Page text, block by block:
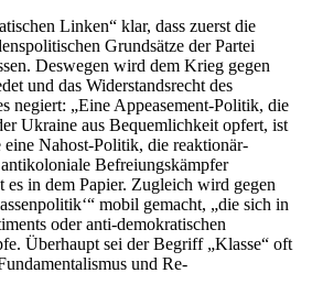
Linken“ klar, dass zuerst die
Grundsätze der Partei
Deswegen wird dem Krieg gegen
und das Widerstandsrecht des
negiert: „Eine Appeasement-Politik, die
Ukraine aus Bequemlichkeit opfert, ist
Nahost-Politik, die reaktionär-
Befreiungskämpfer
es in dem Papier. Zugleich wird gegen
mobil gemacht, „die sich in
oder anti-demokratischen
Überhaupt sei der Begriff „Klasse“ oft
und Re-